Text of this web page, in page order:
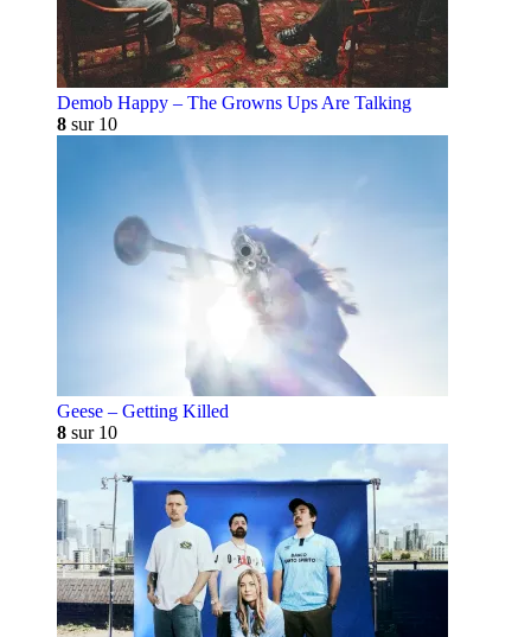
Demob Happy – The Growns Ups Are Talking
8 sur 10
Geese – Getting Killed
8 sur 10